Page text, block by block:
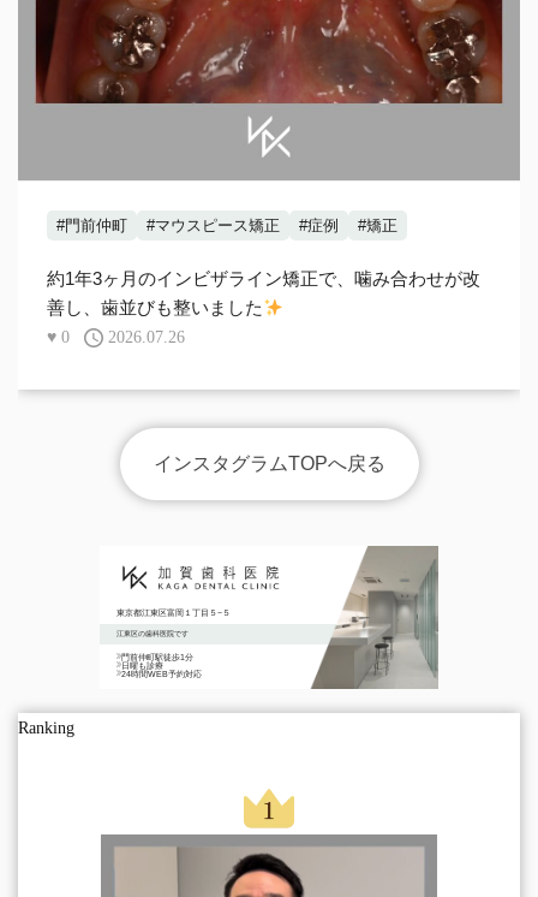
#門前仲町 #マウスピース矯正 #症例 #矯正
約1年3ヶ月のインビザライン矯正で、噛み合わせが改
善し、歯並びも整いました
♥ 0 2026.07.26
インスタグラムTOPへ戻る
東京都江東区富岡１丁目５−５
江東区の歯科医院です
門前仲町駅徒歩1分
日曜も診療
24時間WEB予約対応
Ranking